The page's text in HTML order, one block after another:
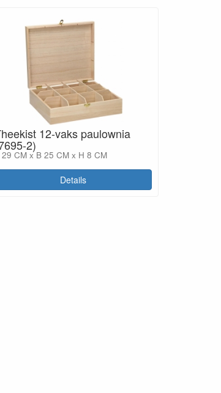
12-vaks paulownia
2)
29 CM x B 25 CM x H 8 CM
Details